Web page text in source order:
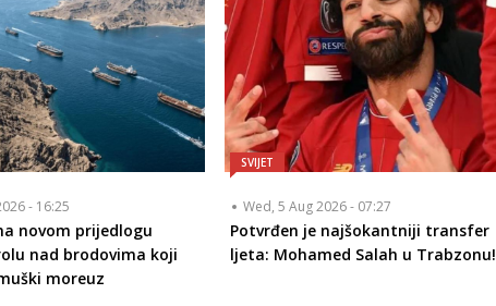
- 16:25
novom prijedlogu
nad brodovima koji
moreuz
SVIJET
Wed, 5 Aug 2026 - 07:27
Potvrđen je najšokantniji transfer
ljeta: Mohamed Salah u Trabzonu!